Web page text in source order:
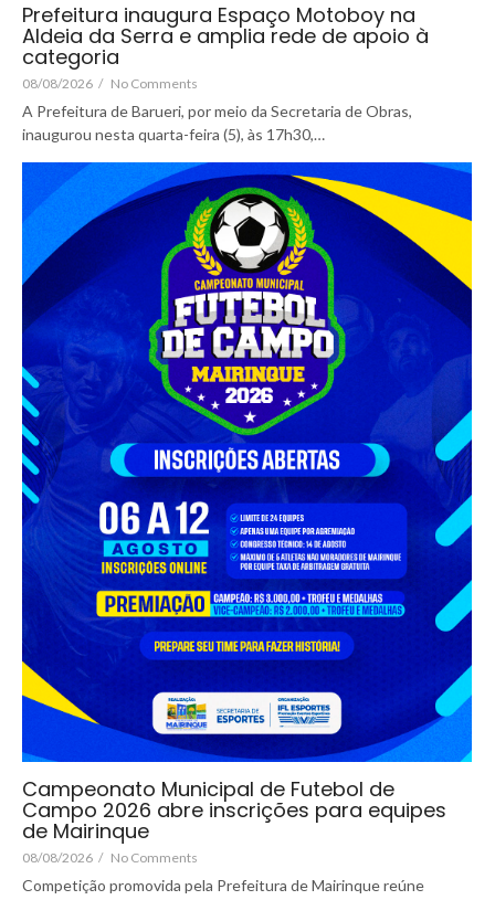
Prefeitura inaugura Espaço Motoboy na
Aldeia da Serra e amplia rede de apoio à
categoria
08/08/2026 / No Comments
A Prefeitura de Barueri, por meio da Secretaria de Obras,
inaugurou nesta quarta-feira (5), às 17h30,…
Campeonato Municipal de Futebol de
Campo 2026 abre inscrições para equipes
de Mairinque
08/08/2026 / No Comments
Competição promovida pela Prefeitura de Mairinque reúne